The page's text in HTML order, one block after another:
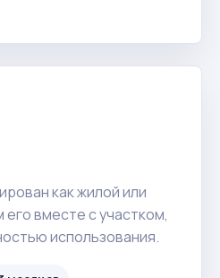
как жилой или
вместе с участком,
использования.